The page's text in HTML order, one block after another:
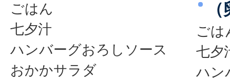
ごはん
七夕汁
ハンバーグおろしソース
おかかサラダ
ごは
七夕
ハン